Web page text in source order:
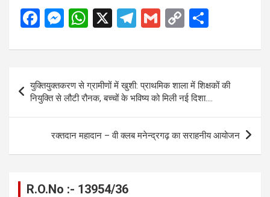
F
ce
b
o
o
M
se
g
er
W
at
A
p
p
X
T
e
a
m
G
ail
C
py
Li
n
k
ar
e
Post
navigation
युक्तियुक्तकरण से ग्रामीणों में खुशी: प्राथमिक शाला में शिक्षकों की
नियुक्ति से लौटी रौनक, बच्चों के भविष्य को मिली नई दिशा….
रक्तदान महादान – वी क्लब मनेन्द्रगढ़ का सराहनीय आयोजन
R.O.No :- 13954/36